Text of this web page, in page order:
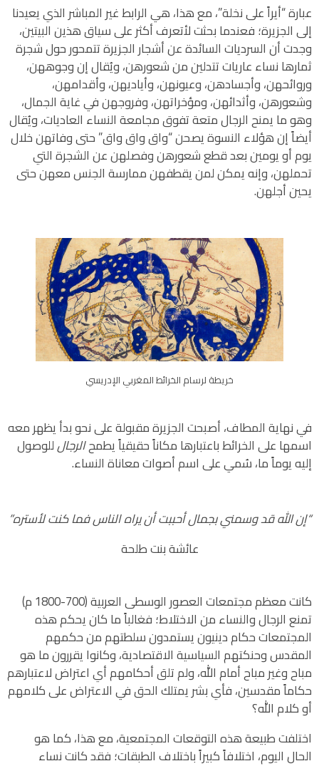
عبارة “أيراً على نخلة”، مع هذا، هي الرابط غير المباشر الذي يعيدنا
إلى الجزيرة؛ فعندما بحثت لأتعرف أكثر على سياق هذين البيتين،
وجدت أن السرديات السائدة عن أشجار الجزيرة تتمحور حول شجرة
ثمارها نساء عاريات تتدلين من شعورهن، ويُقال إن وجوههن،
وروائحهن، وأجسادهن، وعيونهن، وأياديهن، وأقدامهن،
وشعورهن، وأثدائهن، ومؤخراتهن، وفروجهن في غاية الجمال،
وهو ما يمنح الرجال متعة تفوق مجامعة النساء العاديات، ويُقال
أيضاً إن هؤلاء النسوة يصحن “واق واق واق” حتى وفاتهن خلال
يوم أو يومين بعد قطع شعورهن وفصلهن عن الشجرة التي
تحملهن، وإنه يمكن لمن يقطفهن ممارسة الجنس معهن حتى
يحين أجلهن.
خريطة لرسام الخرائط المغربي الإدريسي
في نهاية المطاف، أصبحت الجزيرة مقبولة على نحو بدأ يظهر معه
اسمها على الخرائط باعتبارها مكاناً حقيقياً يطمحالرجالللوصول
إليه يوماً ما، سُمي على اسم أصوات معاناة النساء.
“إن الله قد وسمني بجمال أحببت أن يراه الناس فما كنت لأستره”
عائشة بنت طلحة
كانت معظم مجتمعات العصور الوسطى العربية (700-1800 م)
تمنع الرجال والنساء من الاختلاط؛ فغالباً ما كان يحكم هذه
المجتمعات حكام دينيون يستمدون سلطتهم من حكمهم
المقدس وحنكتهم السياسية الاقتصادية، وكانوا يقررون ما هو
مباح وغير مباح أمام الله، ولم تلق أحكامهم أي اعتراض لاعتبارهم
حكاماً مقدسين، فأي بشر يمتلك الحق في الاعتراض على كلامهم
أو كلام الله؟
اختلفت طبيعة هذه التوقعات المجتمعية، مع هذا، كما هو
الحال اليوم، اختلافاً كبيراً باختلاف الطبقات؛ فقد كانت نساء